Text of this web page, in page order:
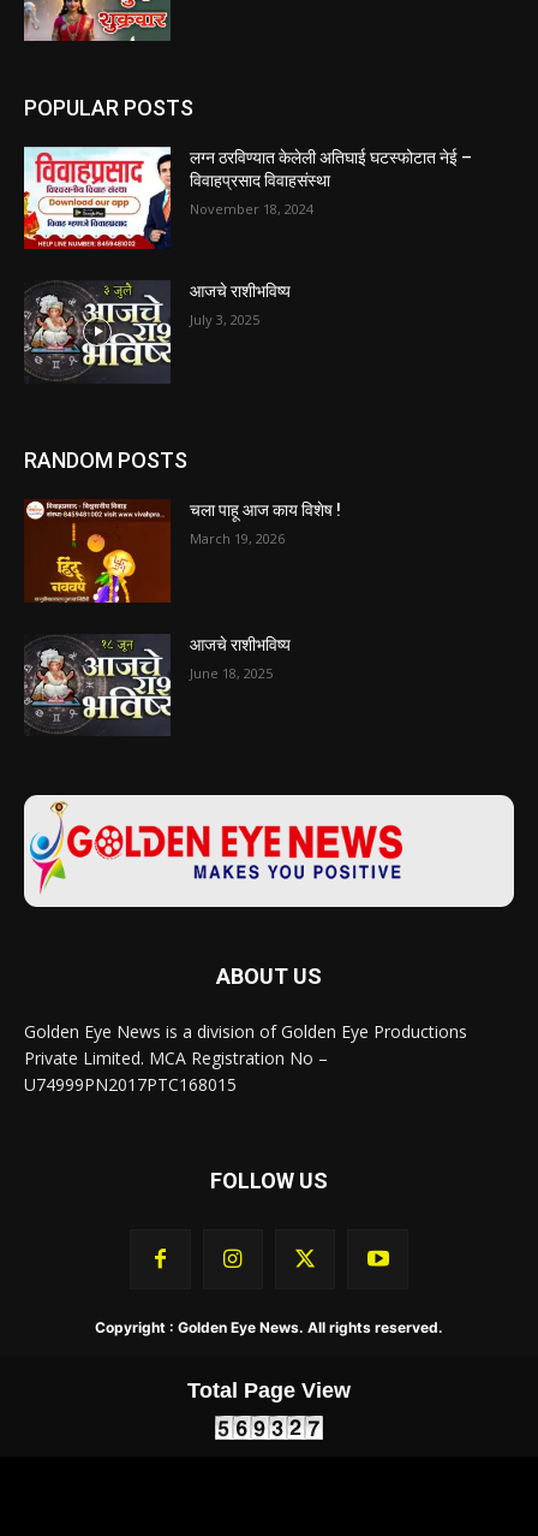
POPULAR POSTS
लग्न ठरविण्यात केलेली अतिघाई घटस्फोटात नेई –
विवाहप्रसाद विवाहसंस्था
November 18, 2024
आजचे राशीभविष्य
July 3, 2025
RANDOM POSTS
चला पाहू आज काय विशेष !
March 19, 2026
आजचे राशीभविष्य
June 18, 2025
ABOUT US
Golden Eye News is a division of Golden Eye Productions
Private Limited. MCA Registration No –
U74999PN2017PTC168015
FOLLOW US
Copyright : Golden Eye News. All rights reserved.
Total Page View